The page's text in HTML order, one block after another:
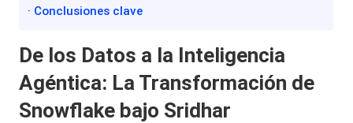
· Conclusiones clave
De los Datos a la Inteligencia
Agéntica: La Transformación de
Snowflake bajo Sridhar